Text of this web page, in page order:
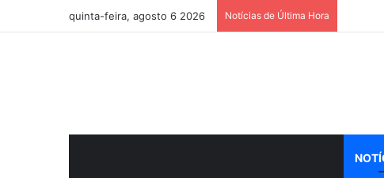
quinta-feira, agosto 6 2026 Notícias de Última Hora